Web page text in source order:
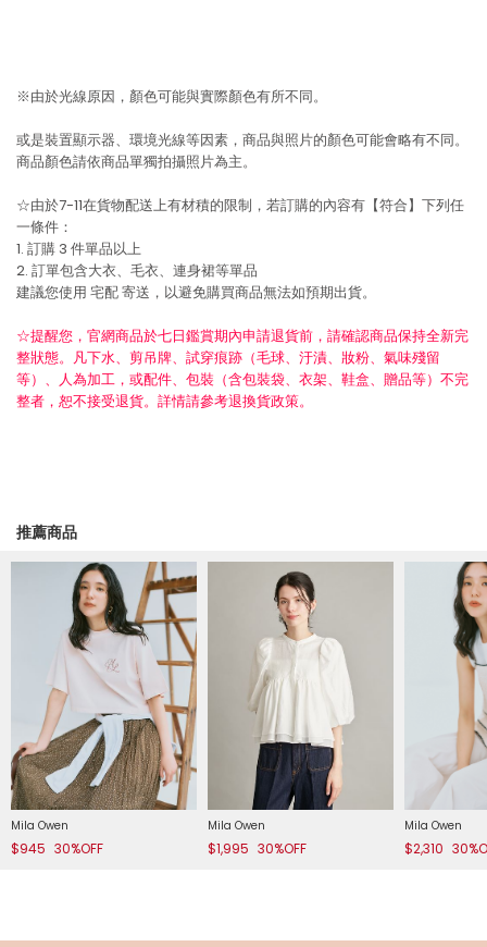
※由於光線原因，顏色可能與實際顏色有所不同。
或是裝置顯示器、環境光線等因素，商品與照片的顏色可能會略有不同。
商品顏色請依商品單獨拍攝照片為主。
☆由於7-11在貨物配送上有材積的限制，若訂購的內容有【符合】下列任
一條件：
1. 訂購 3 件單品以上
2. 訂單包含大衣、毛衣、連身裙等單品
建議您使用 宅配寄送，以避免購買商品無法如預期出貨。
☆提醒您，官網商品於七日鑑賞期內申請退貨前，請確認商品保持全新完
整狀態。凡下水、剪吊牌、試穿痕跡（毛球、汙漬、妝粉、氣味殘留
等）、人為加工，或配件、包裝（含包裝袋、衣架、鞋盒、贈品等）不完
整者，恕不接受退貨。詳情請參考退換貨政策。
推薦商品
Mila Owen
$945 30%OFF
Mila Owen
$1,995 30%OFF
Mila Owen
$2,310